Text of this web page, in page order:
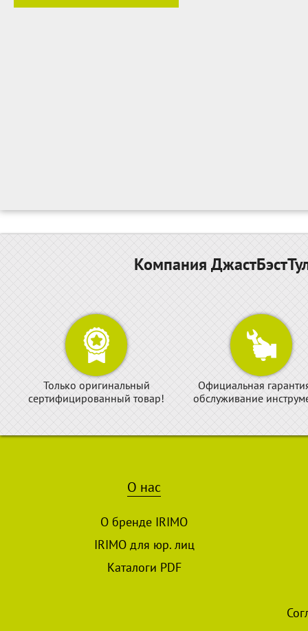
Компания
Только оригинальный
сертифицированный товар!
Официальная
обслуживание
О нас
О бренде IRIMO
IRIMO для юр. лиц
Каталоги PDF